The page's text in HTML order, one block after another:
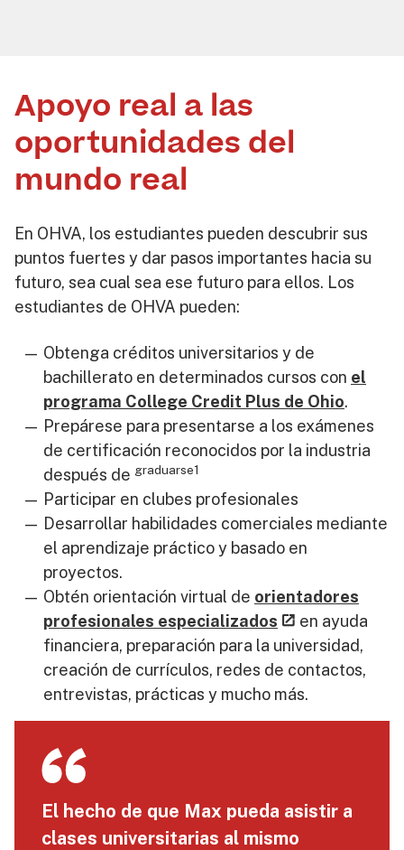
Apoyo real a las
oportunidades del
mundo real
En OHVA, los estudiantes pueden descubrir sus
puntos fuertes y dar pasos importantes hacia su
futuro, sea cual sea ese futuro para ellos. Los
estudiantes de OHVA pueden:
Obtenga créditos universitarios y de
bachillerato en determinados cursos con el
programa College Credit Plus de Ohio.
Prepárese para presentarse a los exámenes
de certificación reconocidos por la industria
después de graduarse1
Participar en clubes profesionales
Desarrollar habilidades comerciales mediante
el aprendizaje práctico y basado en
proyectos.
Obtén orientación virtual de orientadores
profesionales especializados
en ayuda
financiera, preparación para la universidad,
creación de currículos, redes de contactos,
entrevistas, prácticas y mucho más.
El hecho de que Max pueda asistir a
clases universitarias al mismo